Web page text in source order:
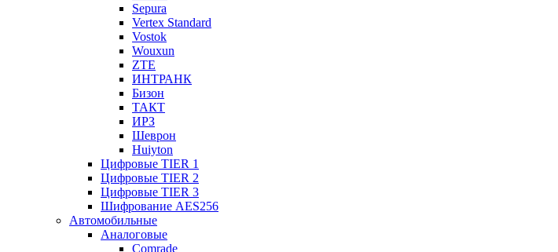
Sepura
Vertex Standard
Vostok
Wouxun
ZTE
ИНТРАНК
Бизон
ТАКТ
ИРЗ
Шеврон
Huiyton
Цифровые TIER 1
Цифровые TIER 2
Цифровые TIER 3
Шифрование AES256
Автомобильные
Аналоговые
Comrade